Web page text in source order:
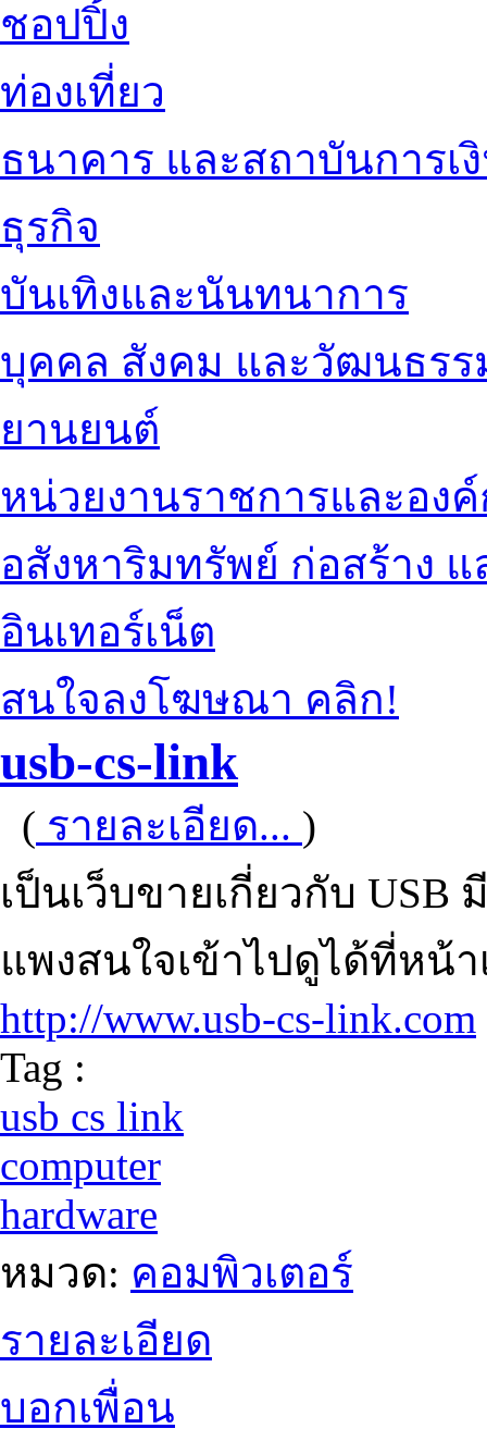
ชอปปิ้ง
ท่องเที่ยว
ธนาคาร และสถาบันการเ
ธุรกิจ
บันเทิงและนันทนาการ
บุคคล สังคม และวัฒนธรร
ยานยนต์
หน่วยงานราชการและอง
อสังหาริมทรัพย์ ก่อสร้าง
อินเทอร์เน็ต
สนใจลงโฆษณา คลิก!
usb-cs-link
( รายละเอียด... )
เป็นเว็บขายเกี่ยวกับ USB
แพงสนใจเข้าไปดูได้ที่หน้
http://www.usb-cs-link.com
Tag :
usb cs link
computer
hardware
หมวด: คอมพิวเตอร์
รายละเอียด
บอกเพื่อน